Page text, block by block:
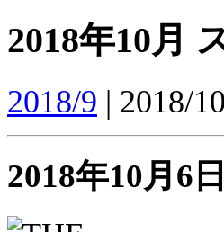
2018年10月
2018/9 | 2018/
2018年10月6